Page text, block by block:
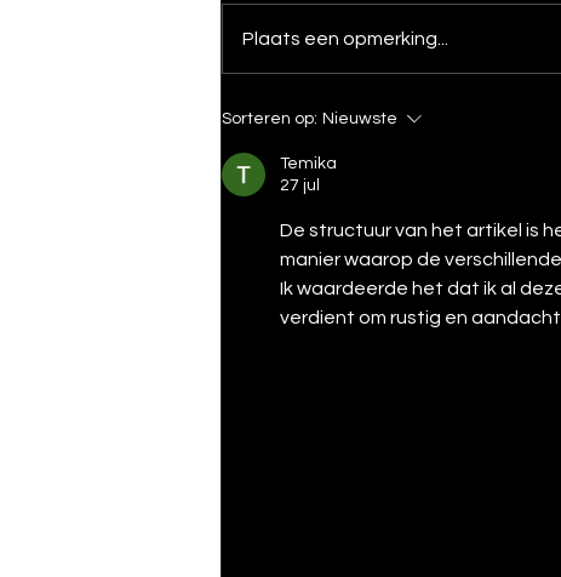
But let’s be honest: there are a
few things that can make it a little
traffic rules… all small frustrat
Plaats een opmerking...
Sorteren op: Nieuwste
Temika
27 jul
De structuur van het artikel is
manier waarop de
Ik waardeerde het dat ik al
verdient om rustig en